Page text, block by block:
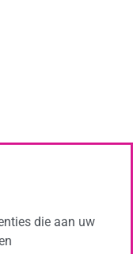
die aan uw